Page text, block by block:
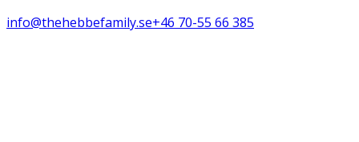
info@thehebbefamily.se+46 70-55 66 385